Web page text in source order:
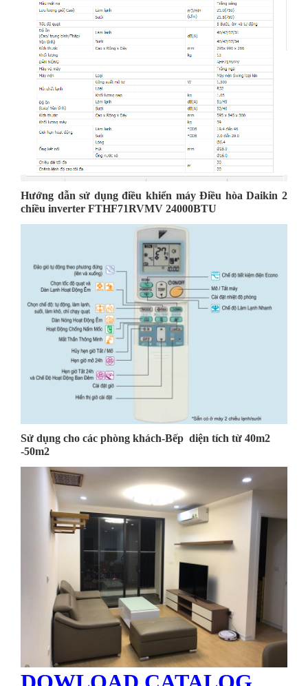
Hướng dẫn sử dụng điều khiển máyĐiều hòa Daikin 2
chiều inverter FTHF71RVMV 24000BTU
Sử dụng cho các phòng khách-Bếp diện tích từ 40m2
-50m2